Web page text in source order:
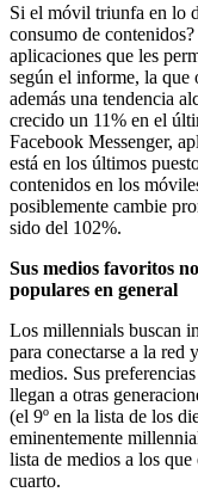
Si el móvil triunfa en lo
consumo de
aplicaciones que les
según el informe, la que
además una tendencia
crecido un 11% en el
Facebook Messenger,
está en los últimos
contenidos en los
posiblemente cambie
sido del 102%.
Sus medios favoritos
populares en general
Los millennials buscan
para conectarse a la red
medios. Sus
llegan a otras
(el 9º en la lista de los
eminentemente
lista de medios a los
cuarto.